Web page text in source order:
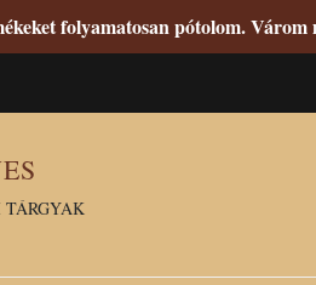
folyamatosan pótolom. Várom